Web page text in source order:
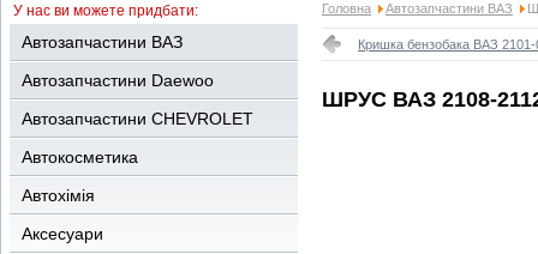
У нас ви можете придбати:
Автозапчастини ВАЗ
Автозапчастини Daewoo
Автозапчастини CHEVROLET
Автокосметика
Автохімія
Аксесуари
Головна Автозапчастини ВАЗ
Кришка бензобака ВАЗ
ШРУС ВАЗ 2108-